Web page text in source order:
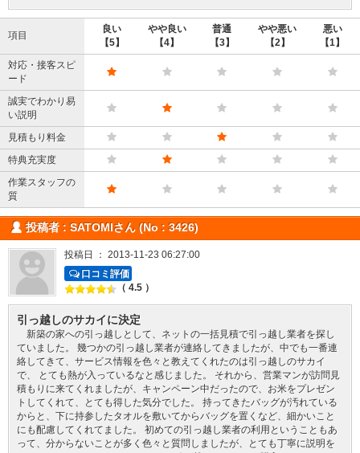
項目
良い
【5】
やや良い
【4】
普通
【3】
やや悪い
【2】
悪い
【1】
対応・接客スピ
ード
誠実でわかり易
い説明
見積もり料金
特典充実度
作業スタッフの
質
投稿者 : SATOMIさん (No : 3426)
投稿日 ： 2013-11-23 06:27:00
口コミ評価
（ 4.5 ）
引っ越しのサカイに決定
新築の家への引っ越しとして、ネットの一括見積で引っ越し業者を探し
ていました。 幾つかの引っ越し業者が連絡してきましたが、中でも一番連
絡してきて、サービス情報を色々と教えてくれたのは引っ越しのサカイ
で、 とても熱が入っているなと感じました。 それから、営業マンが訪問見
積もりに来てくれましたが、キャンペーン中だったので、お米をプレゼン
トしてくれて、とても得した気分でした。 持ってきたバッグが汚れている
からと、下に持参したタオルを敷いてからバッグを置くなど、細かいこと
にも配慮してくれてました。 初めての引っ越し業者の利用ということもあ
って、分からないことが多く色々と質問しましたが、とても丁寧に説明を